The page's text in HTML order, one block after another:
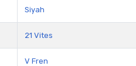
Siyah
21 Vites
V Fren